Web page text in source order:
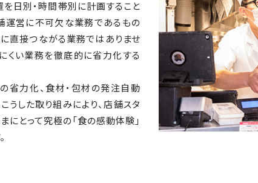
日別・時間帯別に計画すること
運営に不可欠な業務であるもの
直接つながる業務ではありませ
くい業務を徹底的に省力化する
力化、食材・包材の発注自動
うした取り組みにより、店舗スタ
にとって究極の「食の感動体験」